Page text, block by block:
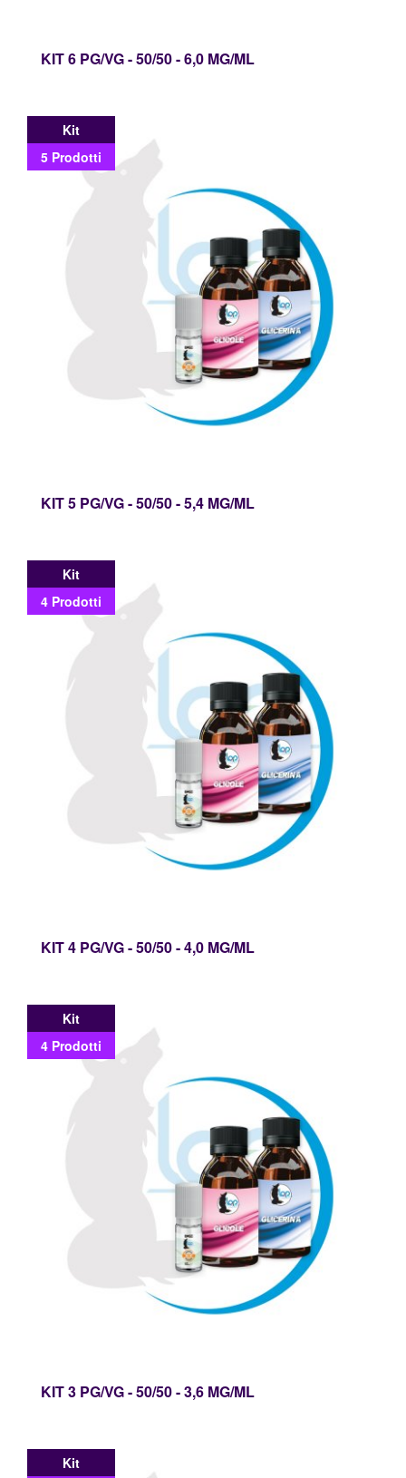
KIT 6 PG/VG - 50/50 - 6,0 MG/ML
Kit
5 Prodotti
KIT 5 PG/VG - 50/50 - 5,4 MG/ML
Kit
4 Prodotti
KIT 4 PG/VG - 50/50 - 4,0 MG/ML
Kit
4 Prodotti
KIT 3 PG/VG - 50/50 - 3,6 MG/ML
Kit